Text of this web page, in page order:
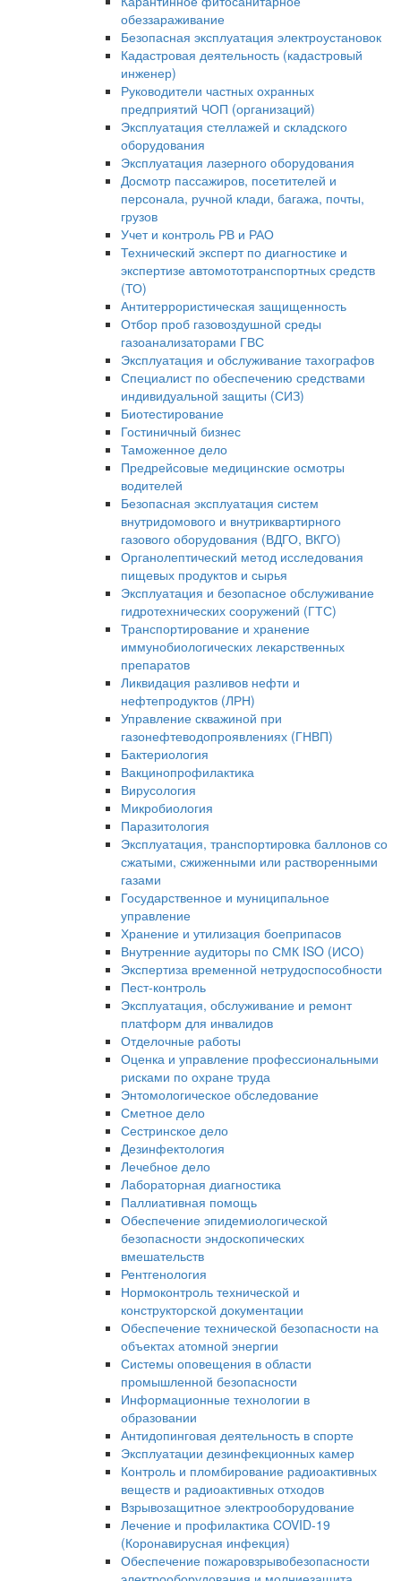
обеззараживание
Безопасная эксплуатация электроустановок
Кадастровая деятельность (кадастровый
инженер)
Руководители частных охранных
предприятий ЧОП (организаций)
Эксплуатация стеллажей и складского
оборудования
Эксплуатация лазерного оборудования
Досмотр пассажиров, посетителей и
персонала, ручной клади, багажа, почты,
грузов
Учет и контроль РВ и РАО
Технический эксперт по диагностике и
экспертизе автомототранспортных средств
(ТО)
Антитеррористическая защищенность
Отбор проб газовоздушной среды
газоанализаторами ГВС
Эксплуатация и обслуживание тахографов
Специалист по обеспечению средствами
индивидуальной защиты (СИЗ)
Биотестирование
Гостиничный бизнес
Таможенное дело
Предрейсовые медицинские осмотры
водителей
Безопасная эксплуатация систем
внутридомового и внутриквартирного
газового оборудования (ВДГО, ВКГО)
Органолептический метод исследования
пищевых продуктов и сырья
Эксплуатация и безопасное обслуживание
гидротехнических сооружений (ГТС)
Транспортирование и хранение
иммунобиологических лекарственных
препаратов
Ликвидация разливов нефти и
нефтепродуктов (ЛРН)
Управление скважиной при
газонефтеводопроявлениях (ГНВП)
Бактериология
Вакцинопрофилактика
Вирусология
Микробиология
Паразитология
Эксплуатация, транспортировка баллонов со
сжатыми, сжиженными или растворенными
газами
Государственное и муниципальное
управление
Хранение и утилизация боеприпасов
Внутренние аудиторы по СМК ISO (ИСО)
Экспертиза временной нетрудоспособности
Пест-контроль
Эксплуатация, обслуживание и ремонт
платформ для инвалидов
Отделочные работы
Оценка и управление профессиональными
рисками по охране труда
Энтомологическое обследование
Сметное дело
Сестринское дело
Дезинфектология
Лечебное дело
Лабораторная диагностика
Паллиативная помощь
Обеспечение эпидемиологической
безопасности эндоскопических
вмешательств
Рентгенология
Нормоконтроль технической и
конструкторской документации
Обеспечение технической безопасности на
объектах атомной энергии
Системы оповещения в области
промышленной безопасности
Информационные технологии в
образовании
Антидопинговая деятельность в спорте
Эксплуатации дезинфекционных камер
Контроль и пломбирование радиоактивных
веществ и радиоактивных отходов
Взрывозащитное электрооборудование
Лечение и профилактика COVID-19
(Коронавирусная инфекция)
Обеспечение пожаровзрывобезопасности